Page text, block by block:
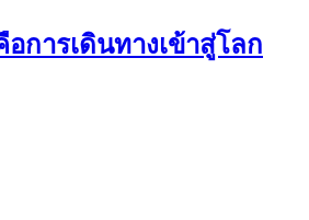
การเดินทางเข้าสู่โลก